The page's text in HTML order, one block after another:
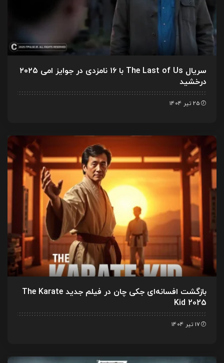
سریال The Last of Us با ۱۶ نامزدی در جوایز امی ۲۰۲۵
درخشید
25 تیر 1404
بازگشت افسانه‌ای جکی چان در فیلم جدید The Karate
Kid 2025
17 تیر 1404